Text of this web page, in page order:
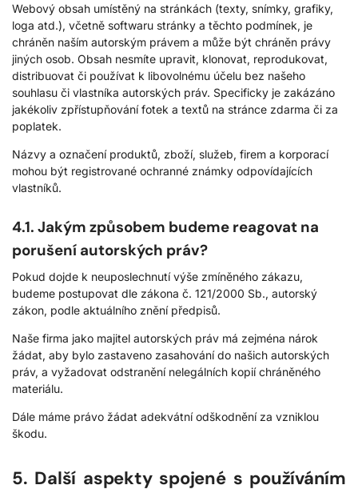
Webový obsah umístěný na stránkách (texty, snímky, grafiky,
loga atd.), včetně softwaru stránky a těchto podmínek, je
chráněn naším autorským právem a může být chráněn právy
jiných osob. Obsah nesmíte upravit, klonovat, reprodukovat,
distribuovat či používat k libovolnému účelu bez našeho
souhlasu či vlastníka autorských práv. Specificky je zakázáno
jakékoliv zpřístupňování fotek a textů na stránce zdarma či za
poplatek.
Názvy a označení produktů, zboží, služeb, firem a korporací
mohou být registrované ochranné známky odpovídajících
vlastníků.
4.1. Jakým způsobem budeme reagovat na
porušení autorských práv?
Pokud dojde k neuposlechnutí výše zmíněného zákazu,
budeme postupovat dle zákona č. 121/2000 Sb., autorský
zákon, podle aktuálního znění předpisů.
Naše firma jako majitel autorských práv má zejména nárok
žádat, aby bylo zastaveno zasahování do našich autorských
práv, a vyžadovat odstranění nelegálních kopií chráněného
materiálu.
Dále máme právo žádat adekvátní odškodnění za vzniklou
škodu.
5. Další aspekty spojené s používáním